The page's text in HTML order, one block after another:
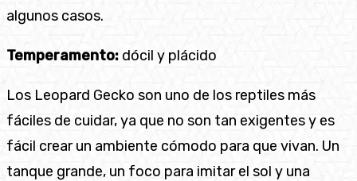
algunos casos.
Temperamento: dócil y plácido
Los Leopard Gecko son uno de los reptiles más
fáciles de cuidar, ya que no son tan exigentes y es
fácil crear un ambiente cómodo para que vivan. Un
tanque grande, un foco para imitar el sol y una